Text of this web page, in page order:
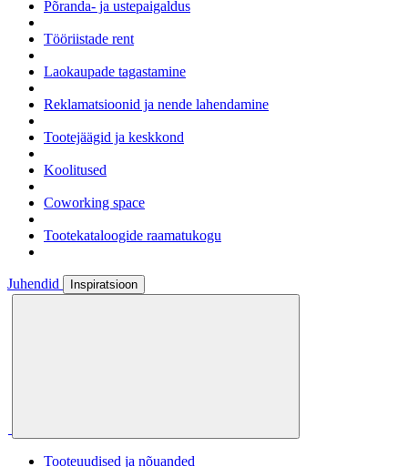
Põranda- ja ustepaigaldus
Tööriistade rent
Laokaupade tagastamine
Reklamatsioonid ja nende lahendamine
Tootejäägid ja keskkond
Koolitused
Coworking space
Tootekataloogide raamatukogu
Juhendid Inspiratsioon
Tooteuudised ja nõuanded